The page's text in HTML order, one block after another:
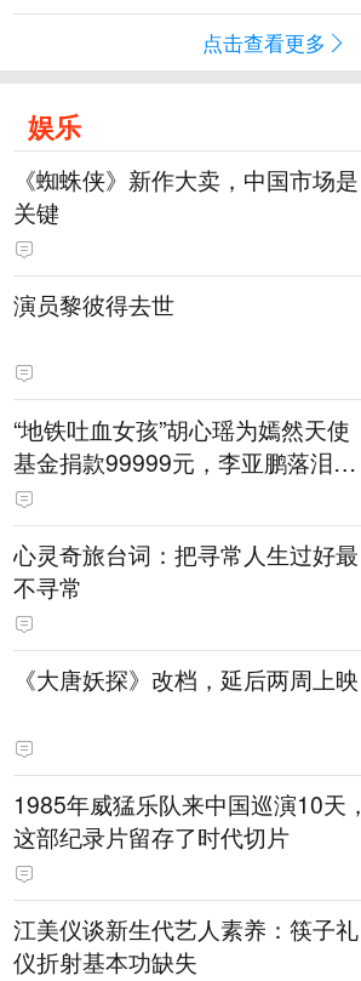
点击查看更多
娱乐
《蜘蛛侠》新作大卖，中国市场是
关键
演员黎彼得去世
“地铁吐血女孩”胡心瑶为嫣然天使
基金捐款99999元，李亚鹏落泪感
谢：我个人向她捐赠99999元，也
向其病友之家捐赠99999元
心灵奇旅台词：把寻常人生过好最
不寻常
《大唐妖探》改档，延后两周上映
1985年威猛乐队来中国巡演10天，
这部纪录片留存了时代切片
江美仪谈新生代艺人素养：筷子礼
仪折射基本功缺失